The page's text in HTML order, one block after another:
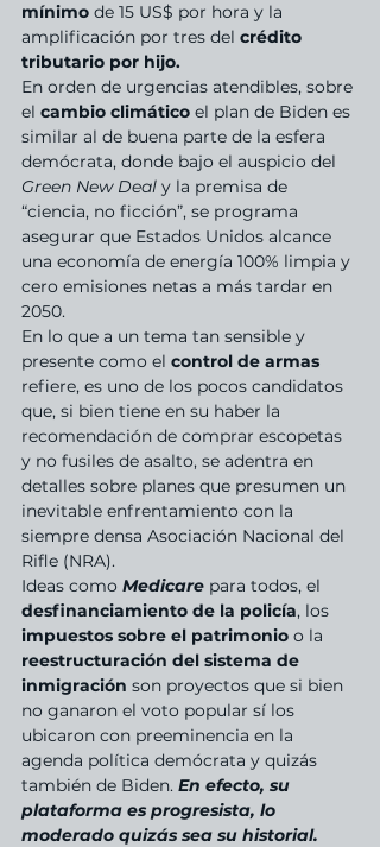
mínimo de 15 US$ por hora y la
amplificación por tres del crédito
tributario por hijo.
En orden de urgencias atendibles, sobre
el cambio climático el plan de Biden es
similar al de buena parte de la esfera
demócrata, donde bajo el auspicio del
Green New Deal y la premisa de
“ciencia, no ficción”, se programa
asegurar que Estados Unidos alcance
una economía de energía 100% limpia y
cero emisiones netas a más tardar en
2050.
En lo que a un tema tan sensible y
presente como el control de armas
refiere, es uno de los pocos candidatos
que, si bien tiene en su haber la
recomendación de comprar escopetas
y no fusiles de asalto, se adentra en
detalles sobre planes que presumen un
inevitable enfrentamiento con la
siempre densa Asociación Nacional del
Rifle (NRA).
Ideas como Medicare para todos, el
desfinanciamiento de la policía, los
impuestos sobre el patrimonio o la
reestructuración del sistema de
inmigración son proyectos que si bien
no ganaron el voto popular sí los
ubicaron con preeminencia en la
agenda política demócrata y quizás
también de Biden. En efecto, su
plataforma es progresista, lo
moderado quizás sea su historial.